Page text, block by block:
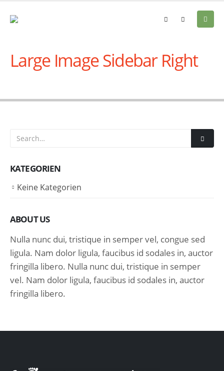
Large Image Sidebar Right
KATEGORIEN
Keine Kategorien
ABOUT US
Nulla nunc dui, tristique in semper vel, congue sed
ligula. Nam dolor ligula, faucibus id sodales in, auctor
fringilla libero. Nulla nunc dui, tristique in semper
vel. Nam dolor ligula, faucibus id sodales in, auctor
fringilla libero.